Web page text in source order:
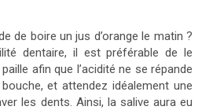
de boire un jus d’orange le matin ?
dentaire, il est préférable de le
afin que l’acidité ne se répande
et attendez idéalement une
les dents. Ainsi, la salive aura eu